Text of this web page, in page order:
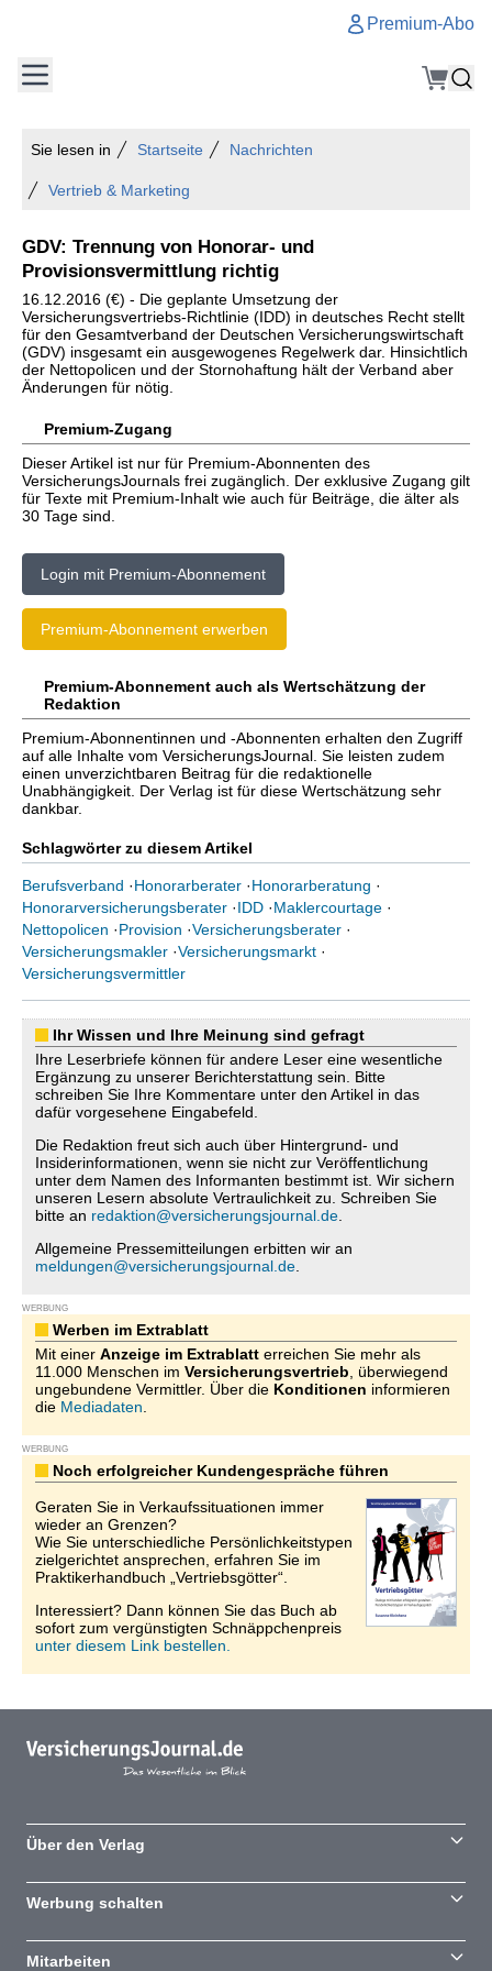
Premium-Abo
Sie lesen in Startseite Nachrichten
Vertrieb & Marketing
GDV: Trennung von Honorar- und
Provisionsvermittlung richtig
16.12.2016 (€) - Die geplante Umsetzung der
Versicherungsvertriebs-Richtlinie (IDD) in deutsches Recht stellt
für den Gesamtverband der Deutschen Versicherungswirtschaft
(GDV) insgesamt ein ausgewogenes Regelwerk dar. Hinsichtlich
der Nettopolicen und der Stornohaftung hält der Verband aber
Änderungen für nötig.
Premium-Zugang
Dieser Artikel ist nur für Premium-Abonnenten des
VersicherungsJournals frei zugänglich. Der exklusive Zugang gilt
für Texte mit Premium-Inhalt wie auch für Beiträge, die älter als
30 Tage sind.
Login mit Premium-Abonnement
Premium-Abonnement erwerben
Premium-Abonnement auch als Wertschätzung der
Redaktion
Premium-Abonnentinnen und -Abonnenten erhalten den Zugriff
auf alle Inhalte vom VersicherungsJournal. Sie leisten zudem
einen unverzichtbaren Beitrag für die redaktionelle
Unabhängigkeit. Der Verlag ist für diese Wertschätzung sehr
dankbar.
Schlagwörter zu diesem Artikel
Berufsverband ·Honorarberater ·Honorarberatung ·
Honorarversicherungsberater ·IDD ·Maklercourtage ·
Nettopolicen ·Provision ·Versicherungsberater ·
Versicherungsmakler ·Versicherungsmarkt ·
Versicherungsvermittler
Ihr Wissen und Ihre Meinung sind gefragt
Ihre Leserbriefe können für andere Leser eine wesentliche
Ergänzung zu unserer Berichterstattung sein. Bitte
schreiben Sie Ihre Kommentare unter den Artikel in das
dafür vorgesehene Eingabefeld.
Die Redaktion freut sich auch über Hintergrund- und
Insiderinformationen, wenn sie nicht zur Veröffentlichung
unter dem Namen des Informanten bestimmt ist. Wir sichern
unseren Lesern absolute Vertraulichkeit zu. Schreiben Sie
bitte an redaktion@versicherungsjournal.de
Allgemeine Pressemitteilungen erbitten wir an
meldungen@versicherungsjournal.de
WERBUNG
Werben im Extrablatt
Mit einer Anzeige im Extrablatt erreichen Sie mehr als
11.000 Menschen im Versicherungsvertrieb , überwiegend
ungebundene Vermittler. Über die Konditionen informieren
die Mediadaten
WERBUNG
Noch erfolgreicher Kundengespräche führen
Geraten Sie in Verkaufssituationen immer
wieder an Grenzen?
Wie Sie unterschiedliche Persönlichkeitstypen
zielgerichtet ansprechen, erfahren Sie im
Praktikerhandbuch „Vertriebsgötter“.
Interessiert? Dann können Sie das Buch ab
sofort zum vergünstigten Schnäppchenpreis
unter diesem Link bestellen.
Über den Verlag
Werbung schalten
Mitarbeiten